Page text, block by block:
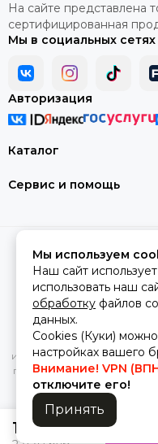
13610 руб
Каталог
Сервис и помощь
На сайте представлена
сертифицированная
Мы в социальных сетях
Авторизация
2026 ©
Сделано в
Вся представленная
характеристик,
информационный характер
публичной офертой,
Мы используем
Наш сайт
использовать наш
обработку файлов
данных.
Cookies (Куки)
настройках вашего
Внимание! VPN
отключите его!
Принять